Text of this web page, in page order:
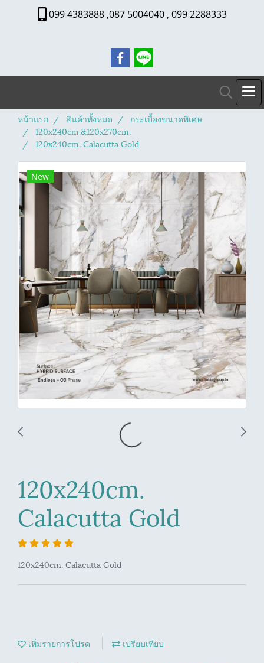
099 4383888 ,087 5004040 , 099 2288333
หน้าแรก สินค้าทั้งหมด
กระเบื้องขนาดพิเศษ
120x240cm.&120x270cm.
120x240cm. Calacutta Gold
New
120x240cm.
Calacutta Gold
120x240cm. Calacutta Gold
เพิ่มรายการโปรด เปรียบเทียบ